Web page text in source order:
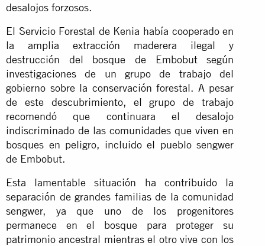
desalojos forzosos.
El Servicio Forestal de Kenia había cooperado en
la amplia extracción maderera ilegal y
destrucción del bosque de Embobut según
investigaciones de un grupo de trabajo del
gobierno sobre la conservación forestal. A pesar
de este descubrimiento, el grupo de trabajo
recomendó que continuara el desalojo
indiscriminado de las comunidades que viven en
bosques en peligro, incluido el pueblo sengwer
de Embobut.
Esta lamentable situación ha contribuido la
separación de grandes familias de la comunidad
sengwer, ya que uno de los progenitores
permanece en el bosque para proteger su
patrimonio ancestral mientras el otro vive con los